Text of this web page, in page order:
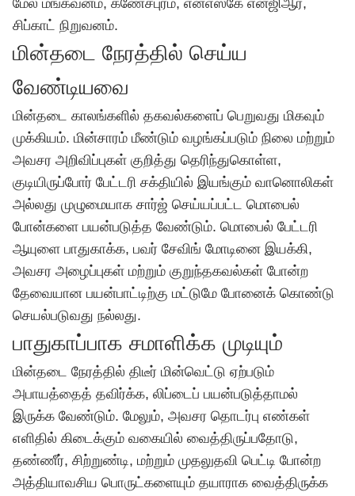
மேல மங்கவனம், கணேசபுரம், என்எஸ்கே என்ஜிஆர்,
சிப்காட் நிறுவனம்.
மின்தடை நேரத்தில் செய்ய
வேண்டியவை
மின்தடை காலங்களில் தகவல்களைப் பெறுவது மிகவும்
முக்கியம். மின்சாரம் மீண்டும் வழங்கப்படும் நிலை மற்றும்
அவசர அறிவிப்புகள் குறித்து தெரிந்துகொள்ள,
குடியிருப்போர் பேட்டரி சக்தியில் இயங்கும் வானொலிகள்
அல்லது முழுமையாக சார்ஜ் செய்யப்பட்ட மொபைல்
போன்களை பயன்படுத்த வேண்டும். மொபைல் பேட்டரி
ஆயுளை பாதுகாக்க, பவர் சேவிங் மோடினை இயக்கி,
அவசர அழைப்புகள் மற்றும் குறுந்தகவல்கள் போன்ற
தேவையான பயன்பாட்டிற்கு மட்டுமே போனைக் கொண்டு
செயல்படுவது நல்லது.
பாதுகாப்பாக சமாளிக்க முடியும்
மின்தடை நேரத்தில் திடீர் மின்வெட்டு ஏற்படும்
அபாயத்தைத் தவிர்க்க, லிப்டைப் பயன்படுத்தாமல்
இருக்க வேண்டும். மேலும், அவசர தொடர்பு எண்கள்
எளிதில் கிடைக்கும் வகையில் வைத்திருப்பதோடு,
தண்ணீர், சிற்றுண்டி, மற்றும் முதலுதவி பெட்டி போன்ற
அத்தியாவசிய பொருட்களையும் தயாராக வைத்திருக்க